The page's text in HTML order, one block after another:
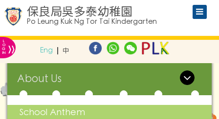
保良局吳多泰幼稚園
Po Leung Kuk Ng Tor Tai Kindergarten
L
O
G
IN » Eng 中
About Us
School Anthem